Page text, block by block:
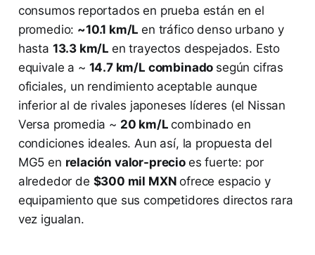
consumos reportados en prueba están en el
promedio: ~10.1 km/Len tráfico denso urbano y
hasta 13.3 km/L en trayectos despejados​. Esto
equivale a ~ 14.7 km/L combinado según cifras
oficiales​, un rendimiento aceptable aunque
inferior al de rivales japoneses líderes (el Nissan
Versa promedia ~ 20 km/Lcombinado en
condiciones ideales. Aun así, la propuesta del
MG5 en relación valor-precio es fuerte: por
alrededor de $300 mil MXNofrece espacio y
equipamiento que sus competidores directos rara
vez igualan.